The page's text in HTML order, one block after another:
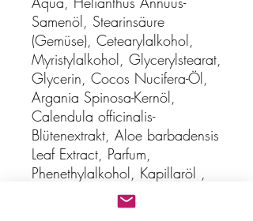
Samenöl, Stearinsäure
(Gemüse), Cetearylalkohol,
Myristylalkohol, Glycerylstearat,
Glycerin, Cocos Nucifera-Öl,
Argania Spinosa-Kernöl,
Calendula officinalis-
Blütenextrakt, Aloe barbadensis
Leaf Extract, Parfum,
Phenethylalkohol, Kapillaröl ,
Tocopherylacetat,
Natriumhyaluronat